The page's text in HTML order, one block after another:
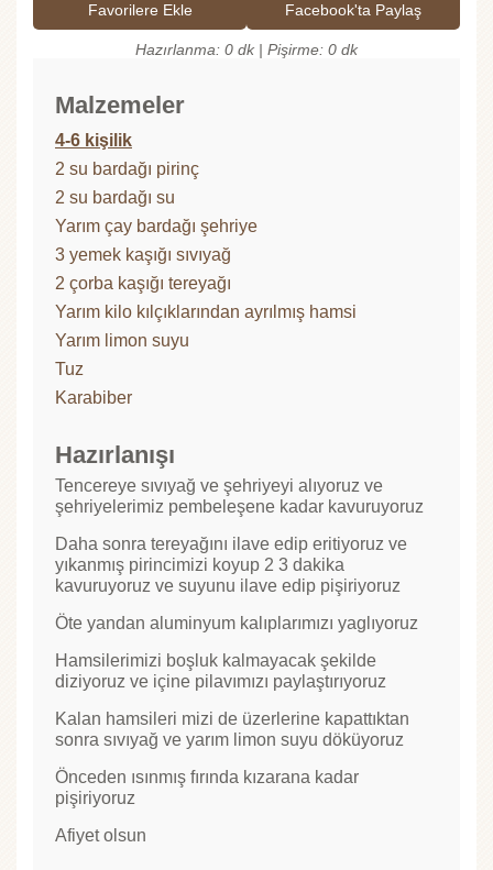
Favorilere Ekle Facebook'ta Paylaş
Hazırlanma: 0 dk | Pişirme: 0 dk
Malzemeler
4-6 kişilik
2 su bardağı pirinç
2 su bardağı su
Yarım çay bardağı şehriye
3 yemek kaşığı sıvıyağ
2 çorba kaşığı tereyağı
Yarım kilo kılçıklarından ayrılmış hamsi
Yarım limon suyu
Tuz
Karabiber
Hazırlanışı
Tencereye sıvıyağ ve şehriyeyi alıyoruz ve
şehriyelerimiz pembeleşene kadar kavuruyoruz
Daha sonra tereyağını ilave edip eritiyoruz ve
yıkanmış pirincimizi koyup 2 3 dakika
kavuruyoruz ve suyunu ilave edip pişiriyoruz
Öte yandan aluminyum kalıplarımızı yaglıyoruz
Hamsilerimizi boşluk kalmayacak şekilde
diziyoruz ve içine pilavımızı paylaştırıyoruz
Kalan hamsileri mizi de üzerlerine kapattıktan
sonra sıvıyağ ve yarım limon suyu döküyoruz
Önceden ısınmış fırında kızarana kadar
pişiriyoruz
Afiyet olsun